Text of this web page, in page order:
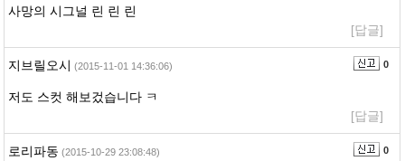
사망의 시그널 린 린 린
[답글]
지브릴오시 (2015-11-01 14:36:06) 0
저도 스컷 해보겄습니다 ㅋ
[답글]
로리파동 (2015-10-29 23:08:48) 0